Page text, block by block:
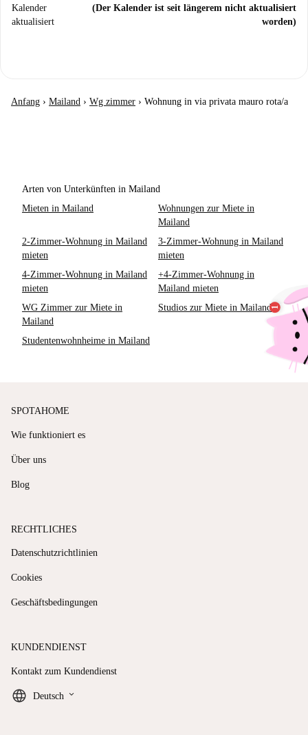
Kalender
aktualisiert
(Der Kalender ist seit längerem nicht aktualisiert
worden)
Anfang › Mailand › Wg zimmer › Wohnung in via privata mauro rota/a
Arten von Unterkünften in Mailand
Mieten in Mailand
Wohnungen zur Miete in
Mailand
2-Zimmer-Wohnung in Mailand
mieten
3-Zimmer-Wohnung in Mailand
mieten
4-Zimmer-Wohnung in Mailand
mieten
+4-Zimmer-Wohnung in
Mailand mieten
WG Zimmer zur Miete in
Mailand
Studios zur Miete in Mailand
Studentenwohnheime in Mailand
SPOTAHOME
Wie funktioniert es
Über uns
Blog
RECHTLICHES
Datenschutzrichtlinien
Cookies
Geschäftsbedingungen
KUNDENDIENST
Kontakt zum Kundendienst
Deutsch keyboard_arrow_down